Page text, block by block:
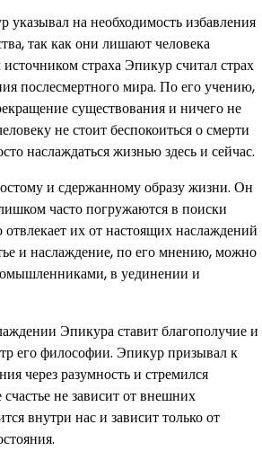
на необходимость избавления
так как они лишают человека
страха Эпикур считал страх
послесмертного мира. По его учению,
существования и ничего не
не стоит беспокоиться о смерти
наслаждаться жизнью здесь и сейчас.
и сдержанному образу жизни. Он
часто погружаются в поиски
отвлекает их от настоящих наслаждений
и наслаждение, по его мнению, можно
в уединении и
Эпикура ставит благополучие и
его философии. Эпикур призывал к
через разумность и стремился
не зависит от внешних
внутри нас и зависит только от